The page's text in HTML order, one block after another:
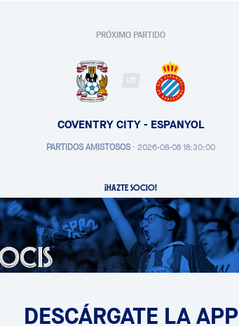
PRÓXIMO PARTIDO
VS
COVENTRY CITY - ESPANYOL
PARTIDOS AMISTOSOS· 2026-08-08 18:30:00
¡HAZTE SOCIO!
DESCÁRGATE LA APP